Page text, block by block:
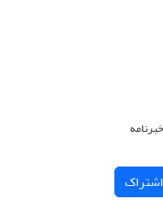
اشتراک